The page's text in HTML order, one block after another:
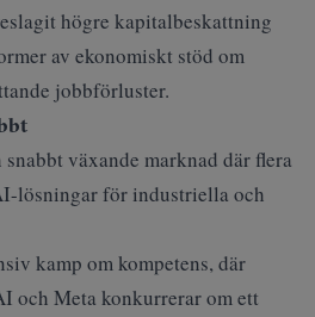
högre kapitalbeskattning
av ekonomiskt stöd om
jobbförluster.
växande marknad där flera
lösningar för industriella och
kamp om kompetens, där
och Meta konkurrerar om ett